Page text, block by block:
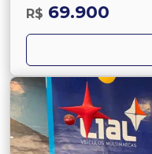
R$ 69.900